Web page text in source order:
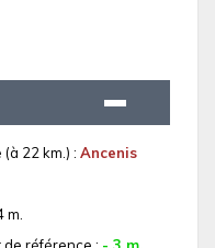
22 km.) : Ancenis
m.